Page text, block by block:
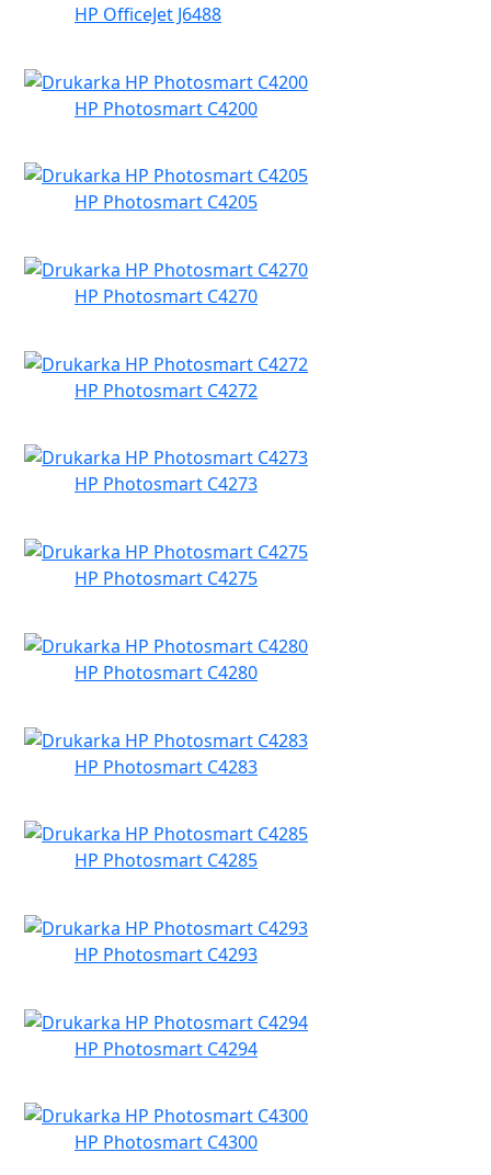
HP OfficeJet J6488
HP Photosmart C4200
HP Photosmart C4205
HP Photosmart C4270
HP Photosmart C4272
HP Photosmart C4273
HP Photosmart C4275
HP Photosmart C4280
HP Photosmart C4283
HP Photosmart C4285
HP Photosmart C4293
HP Photosmart C4294
HP Photosmart C4300